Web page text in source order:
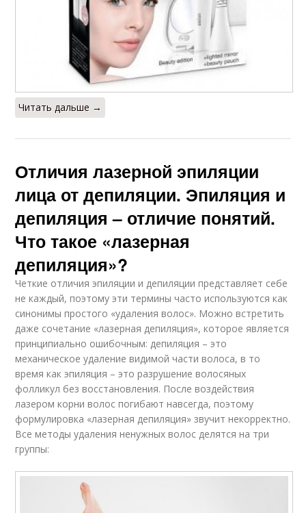
Читать дальше →
Отличия лазерной эпиляции
лица от депиляции. Эпиляция и
депиляция – отличие понятий.
Что такое «лазерная
депиляция»?
Четкие отличия эпиляции и депиляции представляет себе
не каждый, поэтому эти термины часто используются как
синонимы простого «удаления волос». Можно встретить
даже сочетание «лазерная депиляция», которое является
принципиально ошибочным: депиляция – это
механическое удаление видимой части волоса, в то
время как эпиляция – это разрушение волосяных
фолликул без восстановления. После воздействия
лазером корни волос погибают навсегда, поэтому
формулировка «лазерная депиляция» звучит некорректно.
Все методы удаления ненужных волос делятся на три
группы: